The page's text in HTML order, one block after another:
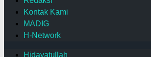
Kontak Kami
MADIG
H-Network
Hidayatullah